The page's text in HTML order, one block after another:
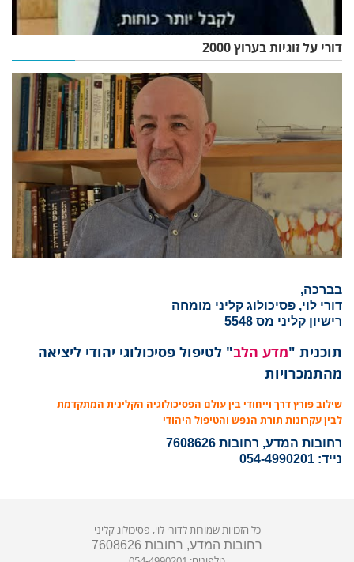
דורי על זוגיות בערוץ 2000
בברכה,
דורי לוי, פסיכולוג קליני מומחה
רישיון קליני מס 5548
תוכנית "מדע הלב" לטיפול פסיכולוגי יהודי ליציאה
מהתמכרויות
שילוב פורץ דרך וייחודי בין עולם הפסיכולוגיה הקלינית המתקדמת
לבין עקרונות תורת הנפש והטיפול היהודי
רחובות המדע, רחובות 7608626
נייד: 054-4990201
כל הזכויות שמורות לדורי לוי, פסיכולוג קליני
רחובות המדע, רחובות 7608626